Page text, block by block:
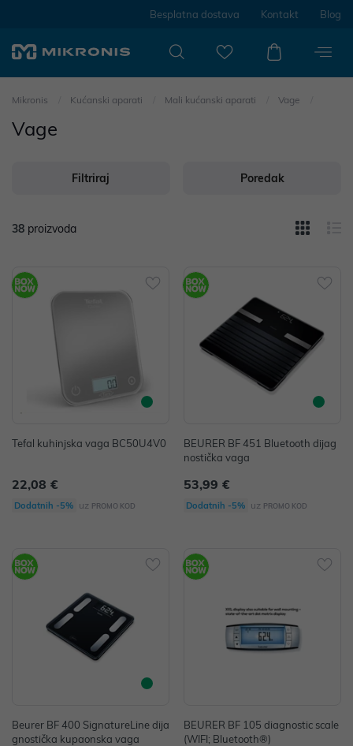
Besplatna dostava Kontakt Blog
Mikronis Kućanski aparati Mali kućanski aparati Vage
Vage
Filtriraj Poredak
38 proizvoda
Tefal kuhinjska vaga BC50U4V0
22,08 €
Dodatnih -5% uz PROMO KOD
BEURER BF 451 Bluetooth dijag
nostička vaga
53,99 €
Dodatnih -5% uz PROMO KOD
Beurer BF 400 SignatureLine dija
gnostička kupaonska vaga
BEURER BF 105 diagnostic scale
(WIFI; Bluetooth®)